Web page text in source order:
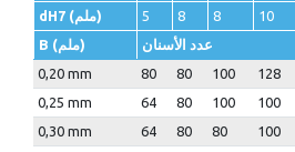
dH7 (ملم)
5 8 8 10
B (ملم)
عدد الأسنان
0,20 mm
80 80 100 128
0,25 mm
64 80 100 100
0,30 mm
64 80 80 100